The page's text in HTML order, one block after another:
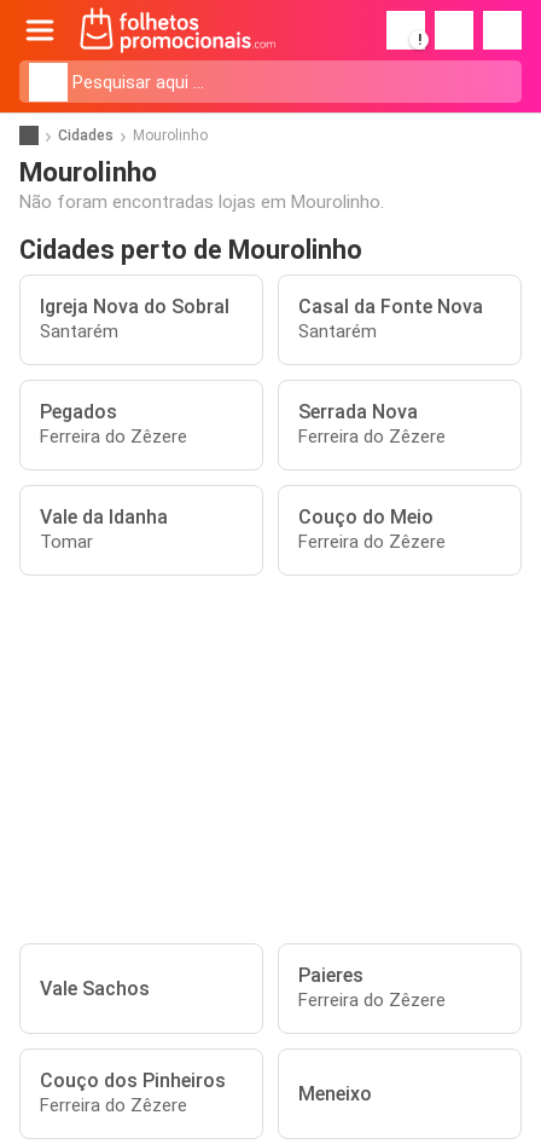
!
Cidades Mourolinho
Mourolinho
Não foram encontradas lojas em Mourolinho.
Cidades perto de Mourolinho
Igreja Nova do Sobral
Santarém
Casal da Fonte Nova
Santarém
Pegados
Ferreira do Zêzere
Serrada Nova
Ferreira do Zêzere
Vale da Idanha
Tomar
Couço do Meio
Ferreira do Zêzere
Vale Sachos
Paieres
Ferreira do Zêzere
Couço dos Pinheiros
Ferreira do Zêzere Meneixo